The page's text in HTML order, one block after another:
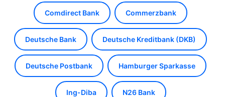
Comdirect Bank Commerzbank
Deutsche Bank Deutsche Kreditbank (DKB)
Deutsche Postbank Hamburger Sparkasse
Ing-Diba N26 Bank